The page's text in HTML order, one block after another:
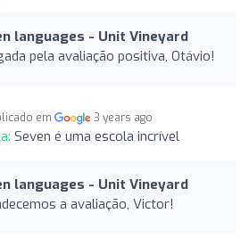
languages ​​- Unit Vineyard
pela avaliação positiva, Otávio!
em 3 years ago
Seven é uma escola incrível
languages ​​- Unit Vineyard
a avaliação, Victor!